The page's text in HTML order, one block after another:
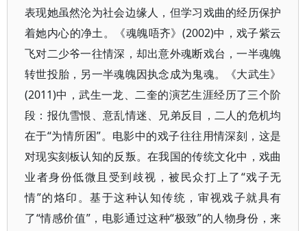
表现她虽然沦为社会边缘人，但学习戏曲的经历保护
着她内心的净土。《魂魄唔齐》(2002)中，戏子紫云
飞对二少爷一往情深，却出意外魂断戏台，一半魂魄
转世投胎，另一半魂魄因执念成为鬼魂。《大武生》
(2011)中，武生一龙、二奎的演艺生涯经历了三个阶
段：报仇雪恨、意乱情迷、兄弟反目，二人的危机均
在于“为情所困”。电影中的戏子往往用情深刻，这是
对现实刻板认知的反叛。在我国的传统文化中，戏曲
业者身份低微且受到歧视，被民众打上了“戏子无
情”的烙印。基于这种认知传统，审视戏子就具有
了“情感价值”，电影通过这种“极致”的人物身份，来